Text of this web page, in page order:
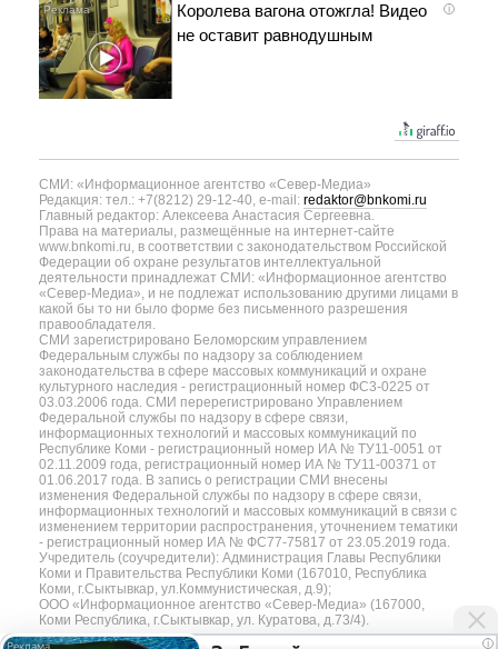
i
Королева вагона отожгла! Видео
не оставит равнодушным
СМИ: «Информационное агентство «Север-Медиа»
Редакция: тел.: +7(8212) 29-12-40, e-mail: redaktor@bnkomi.ru
Главный редактор: Алексеева Анастасия Сергеевна.
Права на материалы, размещённые на интернет-сайте
www.bnkomi.ru, в соответствии с законодательством Российской
Федерации об охране результатов интеллектуальной
деятельности принадлежат СМИ: «Информационное агентство
«Север-Медиа», и не подлежат использованию другими лицами в
какой бы то ни было форме без письменного разрешения
правообладателя.
СМИ зарегистрировано Беломорским управлением
Федеральным службы по надзору за соблюдением
законодательства в сфере массовых коммуникаций и охране
культурного наследия - регистрационный номер ФС3-0225 от
03.03.2006 года. СМИ перерегистрировано Управлением
Федеральной службы по надзору в сфере связи,
информационных технологий и массовых коммуникаций по
Республике Коми - регистрационный номер ИА № ТУ11-0051 от
02.11.2009 года, регистрационный номер ИА № ТУ11-00371 от
01.06.2017 года. В запись о регистрации СМИ внесены
изменения Федеральной службы по надзору в сфере связи,
информационных технологий и массовых коммуникаций в связи с
изменением территории распространения, уточнением тематики
- регистрационный номер ИА № ФС77-75817 от 23.05.2019 года.
Учредитель (соучредители): Администрация Главы Республики
Коми и Правительства Республики Коми (167010, Республика
Коми, г.Сыктывкар, ул.Коммунистическая, д.9);
ООО «Информационное агентство «Север-Медиа» (167000,
Коми Республика, г.Сыктывкар, ул. Куратова, д.73/4).
i